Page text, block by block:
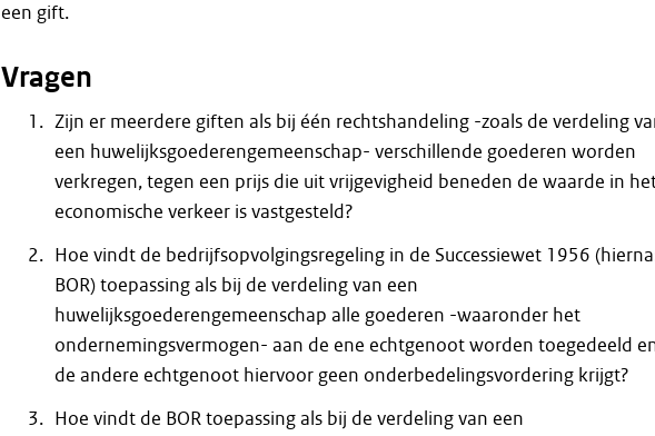
een gift.
Vragen
Zijn er meerdere giften als bij één rechtshandeling -zoals de verdeling
een huwelijksgoederengemeenschap- verschillende goederen worden
verkregen, tegen een prijs die uit vrijgevigheid beneden de waarde in
economische verkeer is vastgesteld?
Hoe vindt de bedrijfsopvolgingsregeling in de Successiewet 1956
BOR) toepassing als bij de verdeling van een
huwelijksgoederengemeenschap alle goederen -waaronder het
ondernemingsvermogen- aan de ene echtgenoot worden toegedeeld
de andere echtgenoot hiervoor geen onderbedelingsvordering krijgt?
Hoe vindt de BOR toepassing als bij de verdeling van een